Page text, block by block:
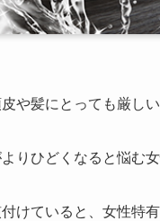
や髪にとっても厳しい
りひどくなると悩む
けていると、女性特